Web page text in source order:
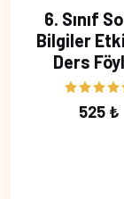
6. Sınıf
Bilgiler
Ders
525 ₺